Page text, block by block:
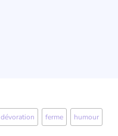
dévoration ferme humour